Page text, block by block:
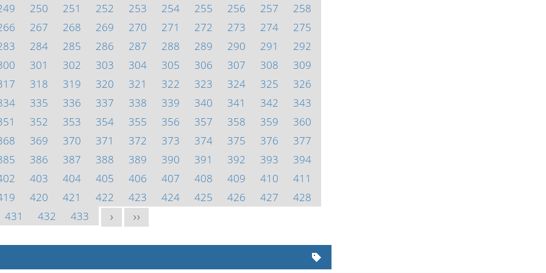
250 251 252 253 254 255 256 257
258
267 268 269 270 271 272 273 274
275
284 285 286 287 288 289 290 291
292
301 302 303 304 305 306 307 308
309
318 319 320 321 322 323 324 325
326
335 336 337 338 339 340 341 342
343
352 353 354 355 356 357 358 359
360
369 370 371 372 373 374 375 376
377
386 387 388 389 390 391 392 393
394
403 404 405 406 407 408 409 410
411
420 421 422 423 424 425 426 427
428
431
432 433 > >>